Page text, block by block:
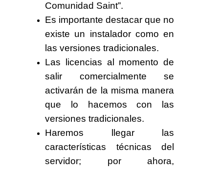
Comunidad Saint”.
Es importante destacar que no
existe un instaladorcomo en
las versiones tradicionales.
Las licencias al momento de
salir comercialmente se
activaránde la misma manera
que lo hacemos con las
versiones tradicionales.
Haremos llegar las
características técnicas del
servidor; por ahora,